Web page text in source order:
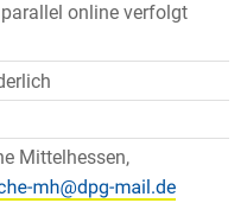
online verfolgt
Mittelhessen,